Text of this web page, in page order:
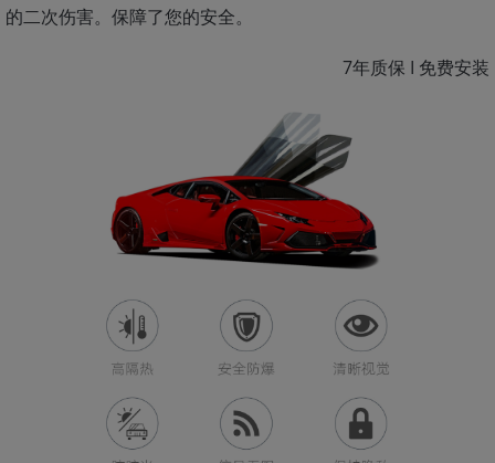
的二次伤害。保障了您的安全。
7年质保 I 免费安装